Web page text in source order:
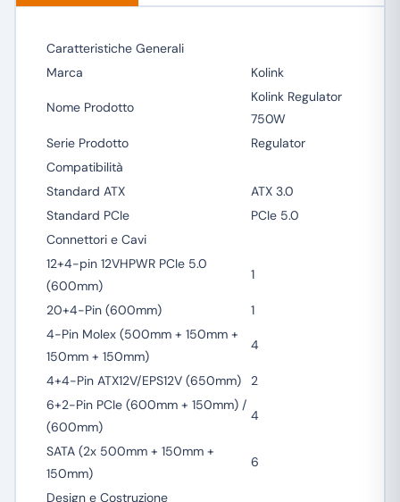
Caratteristiche Generali
Marca
Kolink
Nome Prodotto
Kolink Regulator
750W
Serie Prodotto
Regulator
Compatibilità
Standard ATX
ATX 3.0
Standard PCIe
PCIe 5.0
Connettori e Cavi
12+4-pin 12VHPWR PCIe 5.0
(600mm)
1
20+4-Pin (600mm)
1
4-Pin Molex (500mm + 150mm +
150mm + 150mm)
4
4+4-Pin ATX12V/EPS12V (650mm)
2
6+2-Pin PCIe (600mm + 150mm) /
(600mm)
4
SATA (2x 500mm + 150mm +
150mm)
6
Design e Costruzione